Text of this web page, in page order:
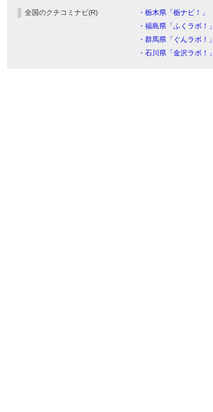
全国のクチコミナビ(R) ・栃木県「栃ナビ！」
・福島県「ふくラボ！」
・群馬県「ぐんラボ！」
・石川県「金沢ラボ！」